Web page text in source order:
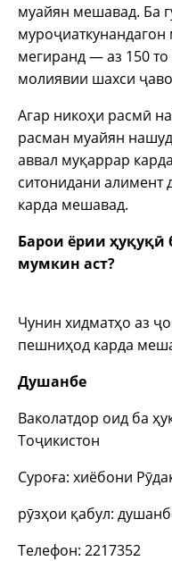
муайян мешавад. Ба
муроҷиаткунандагон
мегиранд — аз 150
молиявии шахси
Агар никоҳи расмӣ
расман муайян
аввал муқаррар
ситонидани алимент
карда мешавад.
Барои ёрии ҳуқуқӣ
мумкин аст?
Чунин хидматҳо аз
пешниҳод карда
Душанбе
Ваколатдор оид ба
Тоҷикистон
Суроға: хиёбони
рӯзҳои қабул:
Телефон: 2217352